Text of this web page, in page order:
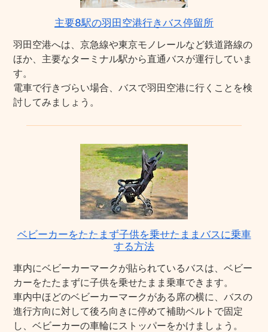
主要8駅の羽田空港行きバス停留所
羽田空港へは、京急線や東京モノレールなど鉄道路線の
ほか、主要なターミナル駅から直通バスが運行していま
す。
電車で行きづらい場合、バスで羽田空港に行くことを検
討してみましょう。
ベビーカーをたたまず子供を乗せたままバスに乗車
する方法
車内にベビーカーマークが貼られているバスは、ベビー
カーをたたまずに子供を乗せたまま乗車できます。
車内中ほどのベビーカーマークがある席の横に、バスの
進行方向に対して後ろ向きに停めて補助ベルトで固定
し、ベビーカーの車輪にストッパーをかけましょう。